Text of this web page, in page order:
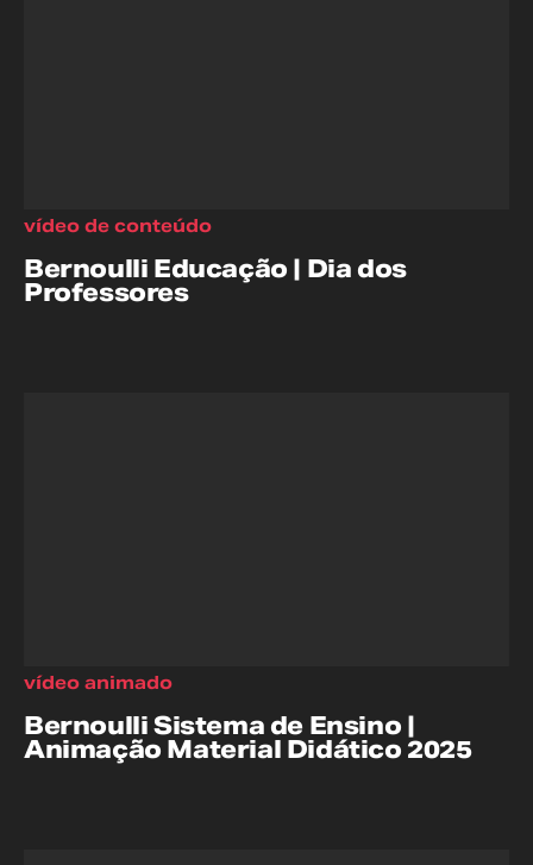
Bernoulli Educação | Dia dos
Professores
vídeo de conteúdo
Bernoulli Sistema de Ensino |
Animação Material Didático 2025
vídeo animado